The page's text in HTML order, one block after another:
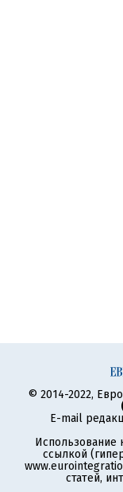
© 2014-2022,
E-mail
Использование
ссылкой
статей,